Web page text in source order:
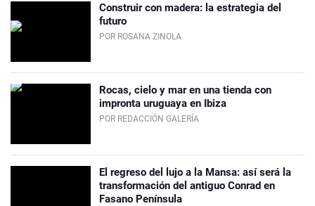
Construir con madera: la estrategia del
futuro
POR ROSANA ZINOLA
Rocas, cielo y mar en una tienda con
impronta uruguaya en Ibiza
POR REDACCIÓN GALERÍA
El regreso del lujo a la Mansa: así será la
transformación del antiguo Conrad en
Fasano Península